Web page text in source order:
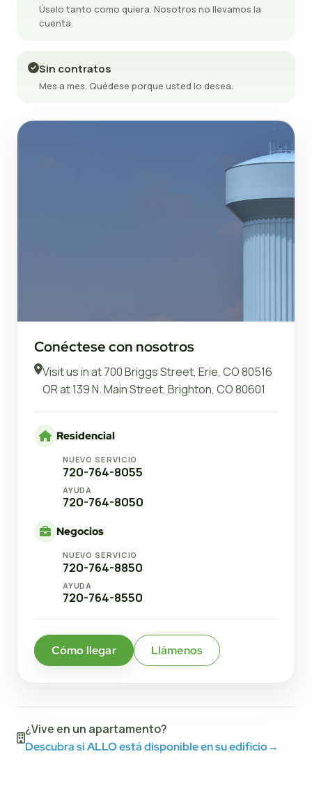
Úselo tanto como quiera. Nosotros no llevamos la
cuenta.
Sin contratos
Mes a mes. Quédese porque usted lo desea.
Conéctese con nosotros
Visit us in at700 Briggs Street, Erie, CO 80516
OR at139 N. Main Street, Brighton, CO 80601
Residencial
NUEVO SERVICIO
720-764-8055
AYUDA
720-764-8050
Negocios
NUEVO SERVICIO
720-764-8850
AYUDA
720-764-8550
Cómo llegar Llámenos
¿Vive en un apartamento?
Descubra si ALLO está disponible en su edificio→